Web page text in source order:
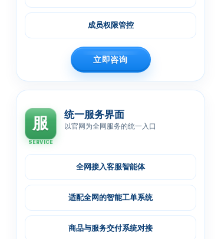
成员权限管控
立即咨询
服
SERVICE
统一服务界面
以官网为全网服务的统一入口
全网接入客服智能体
适配全网的智能工单系统
商品与服务交付系统对接